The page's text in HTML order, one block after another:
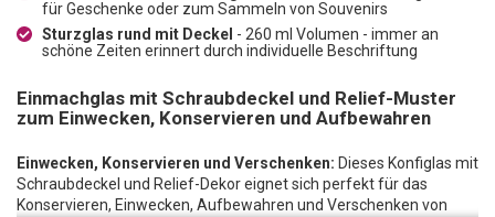
für Geschenke oder zum Sammeln von Souvenirs
Sturzglas rund mit Deckel - 260 ml Volumen - immer an
schöne Zeiten erinnert durch individuelle Beschriftung
Einmachglas mit Schraubdeckel und Relief-Muster
zum Einwecken, Konservieren und Aufbewahren
Einwecken, Konservieren und Verschenken: Dieses Konfiglas mit
Schraubdeckel und Relief-Dekor eignet sich perfekt für das
Konservieren, Einwecken, Aufbewahren und Verschenken von